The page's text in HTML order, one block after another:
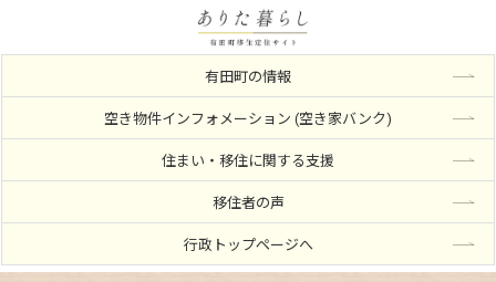
有田町の情報
空き物件インフォメーション (空き家バンク)
住まい・移住に関する支援
移住者の声
行政トップページへ